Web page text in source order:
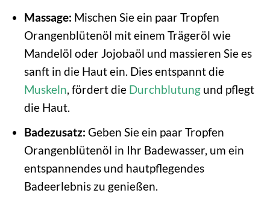
Massage: Mischen Sie ein paar Tropfen
Orangenblütenöl mit einem Trägeröl wie
Mandelöl oder Jojobaöl und massieren Sie es
sanft in die Haut ein. Dies entspannt die
Muskeln, fördert die Durchblutungund pflegt
die Haut.
Badezusatz: Geben Sie ein paar Tropfen
Orangenblütenöl in Ihr Badewasser, um ein
entspannendes und hautpflegendes
Badeerlebnis zu genießen.